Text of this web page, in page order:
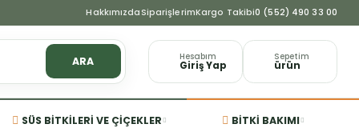
Hakkımızda SiparişlerimKargo Takibi0 (552) 490 33 00
ARA Hesabım
Giriş Yap
Sepetim
ürün
SÜS BITKILERI VE ÇIÇEKLER BITKI BAKIMI